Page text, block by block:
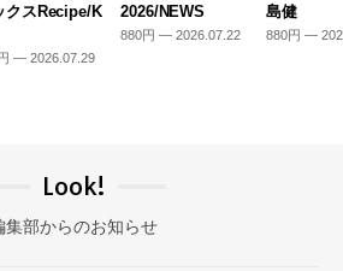
クスRecipe/K
— 2026.07.29
2026/NEWS
880円 — 2026.07.22
島健
880円 —
Look!
集部からのお知らせ